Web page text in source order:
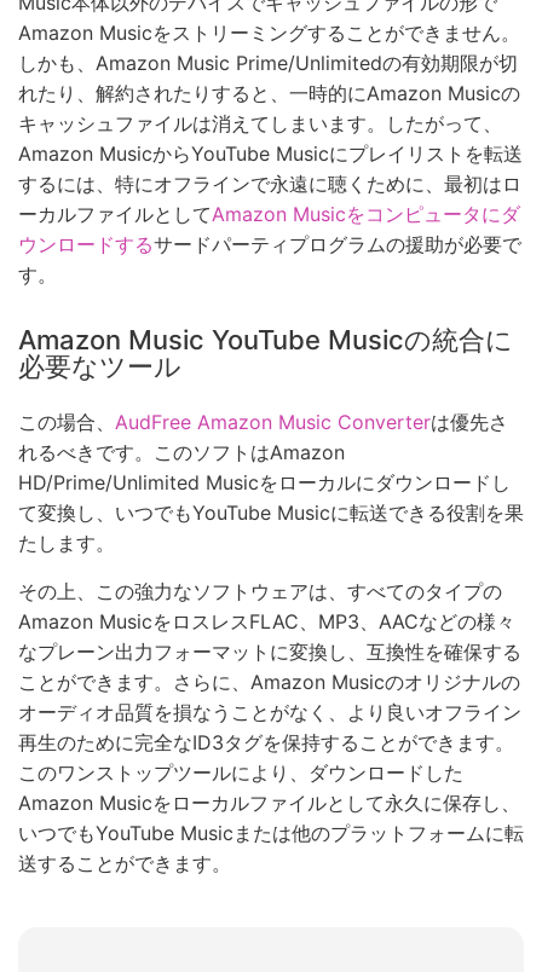
Amazon Musicをストリーミングすることができません。
しかも、Amazon Music Prime/Unlimitedの有効期限が切
れたり、解約されたりすると、一時的にAmazon Musicの
キャッシュファイルは消えてしまいます。したがって、
Amazon MusicからYouTube Musicにプレイリストを転送
するには、特にオフラインで永遠に聴くために、最初はロ
ーカルファイルとしてAmazon Musicをコンピュータにダ
ウンロードするサードパーティプログラムの援助が必要で
す。
Amazon Music YouTube Musicの統合に
必要なツール
この場合、 AudFree Amazon Music Converterは優先さ
れるべきです。このソフトはAmazon
HD/Prime/Unlimited Musicをローカルにダウンロードし
て変換し、いつでもYouTube Musicに転送できる役割を果
たします。
その上、この強力なソフトウェアは、すべてのタイプの
Amazon MusicをロスレスFLAC、MP3、AACなどの様々
なプレーン出力フォーマットに変換し、互換性を確保する
ことができます。さらに、Amazon Musicのオリジナルの
オーディオ品質を損なうことがなく、より良いオフライン
再生のために完全なID3タグを保持することができます。
このワンストップツールにより、ダウンロードした
Amazon Musicをローカルファイルとして永久に保存し、
いつでもYouTube Musicまたは他のプラットフォームに転
送することができます。